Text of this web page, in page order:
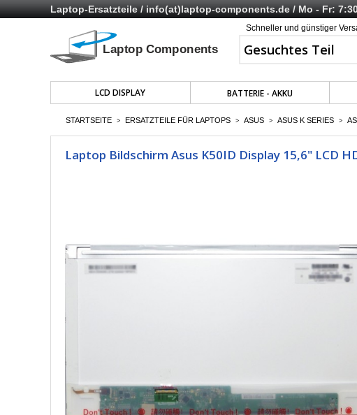
Laptop-Ersatzteile /info(at)laptop-components.de/ Mo - Fr:
Schneller und günstiger
LCD DISPLAY BATTERIE - AKKU
STARTSEITE > ERSATZTEILE FÜR LAPTOPS > ASUS > ASUS K SERIES >
Laptop Bildschirm Asus K50ID Display 15,6" LCD